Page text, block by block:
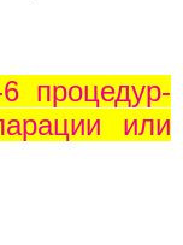
процедур-
или